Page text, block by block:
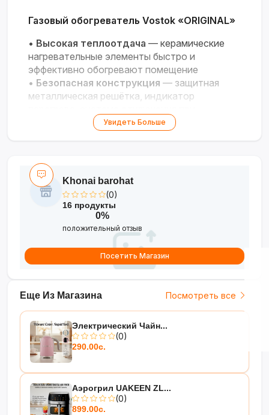
Газовый обогреватель Vostok «ORIGINAL»
• Высокая теплоотдача — керамические
нагревательные элементы быстро и
эффективно обогревают помещение
• Безопасная конструкция — защитная
металлическая решётка, индикатор
опрокидывании
•Простое управление
мощности и пьезоподжиг для удобного
использования
Надёжность бренда
временем конструкция, сертифицированное
производство
Увидеть Больше
Еще Из Магазина Посмотреть все
Электрический Чайн...
(0)
290.00с.
Аэрогрил UAKEEN ZL...
(0)
899.00с.
Khonai barohat
(0)
16 продукты
0%
положительный отзыв
Посетить Магазин